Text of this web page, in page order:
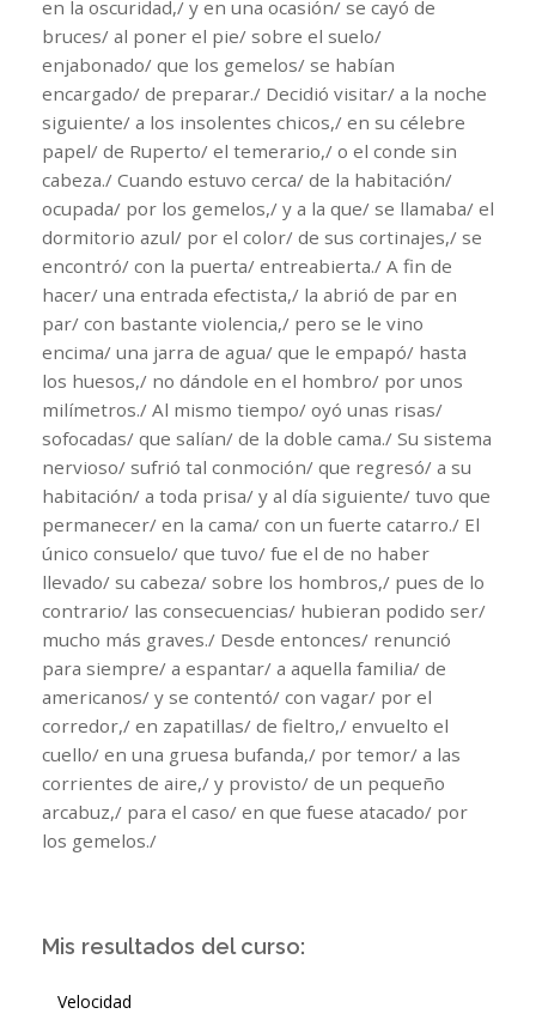
en la oscuridad,/ y en una ocasión/ se cayó de
bruces/ al poner el pie/ sobre el suelo/
enjabonado/ que los gemelos/ se habían
encargado/ de preparar./ Decidió visitar/ a la noche
siguiente/ a los insolentes chicos,/ en su célebre
papel/ de Ruperto/ el temerario,/ o el conde sin
cabeza./ Cuando estuvo cerca/ de la habitación/
ocupada/ por los gemelos,/ y a la que/ se llamaba/ el
dormitorio azul/ por el color/ de sus cortinajes,/ se
encontró/ con la puerta/ entreabierta./ A fin de
hacer/ una entrada efectista,/ la abrió de par en
par/ con bastante violencia,/ pero se le vino
encima/ una jarra de agua/ que le empapó/ hasta
los huesos,/ no dándole en el hombro/ por unos
milímetros./ Al mismo tiempo/ oyó unas risas/
sofocadas/ que salían/ de la doble cama./ Su sistema
nervioso/ sufrió tal conmoción/ que regresó/ a su
habitación/ a toda prisa/ y al día siguiente/ tuvo que
permanecer/ en la cama/ con un fuerte catarro./ El
único consuelo/ que tuvo/ fue el de no haber
llevado/ su cabeza/ sobre los hombros,/ pues de lo
contrario/ las consecuencias/ hubieran podido ser/
mucho más graves./ Desde entonces/ renunció
para siempre/ a espantar/ a aquella familia/ de
americanos/ y se contentó/ con vagar/ por el
corredor,/ en zapatillas/ de fieltro,/ envuelto el
cuello/ en una gruesa bufanda,/ por temor/ a las
corrientes de aire,/ y provisto/ de un pequeño
arcabuz,/ para el caso/ en que fuese atacado/ por
los gemelos./
Mis resultados del curso:
Velocidad